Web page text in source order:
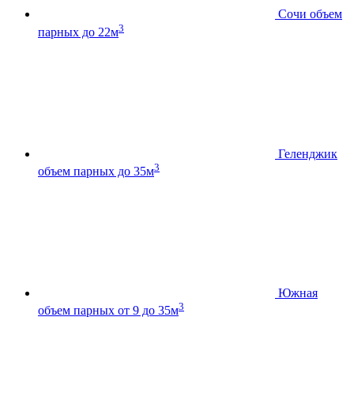
Сочи объем
парных до 22м3
Геленджик
объем парных до 35м3
Южная
объем парных от 9 до 35м3